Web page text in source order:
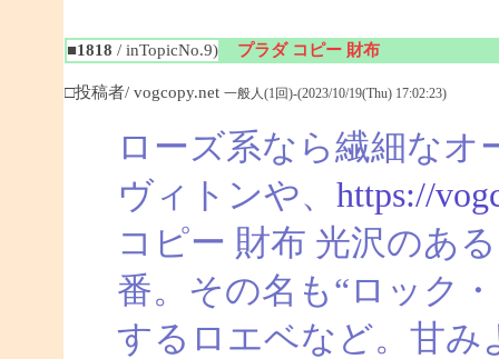
■1818 / inTopicNo.9) プラダ コピー 財布
□投稿者/ vogcopy.net 一般人(1回)-(2023/10/19(Thu) 17:02:23)
ローズ系なら繊細な
ヴィトンや、 https://
コピー 財布 光沢のあ
番。その名も“ロック
するロエベなど。甘み